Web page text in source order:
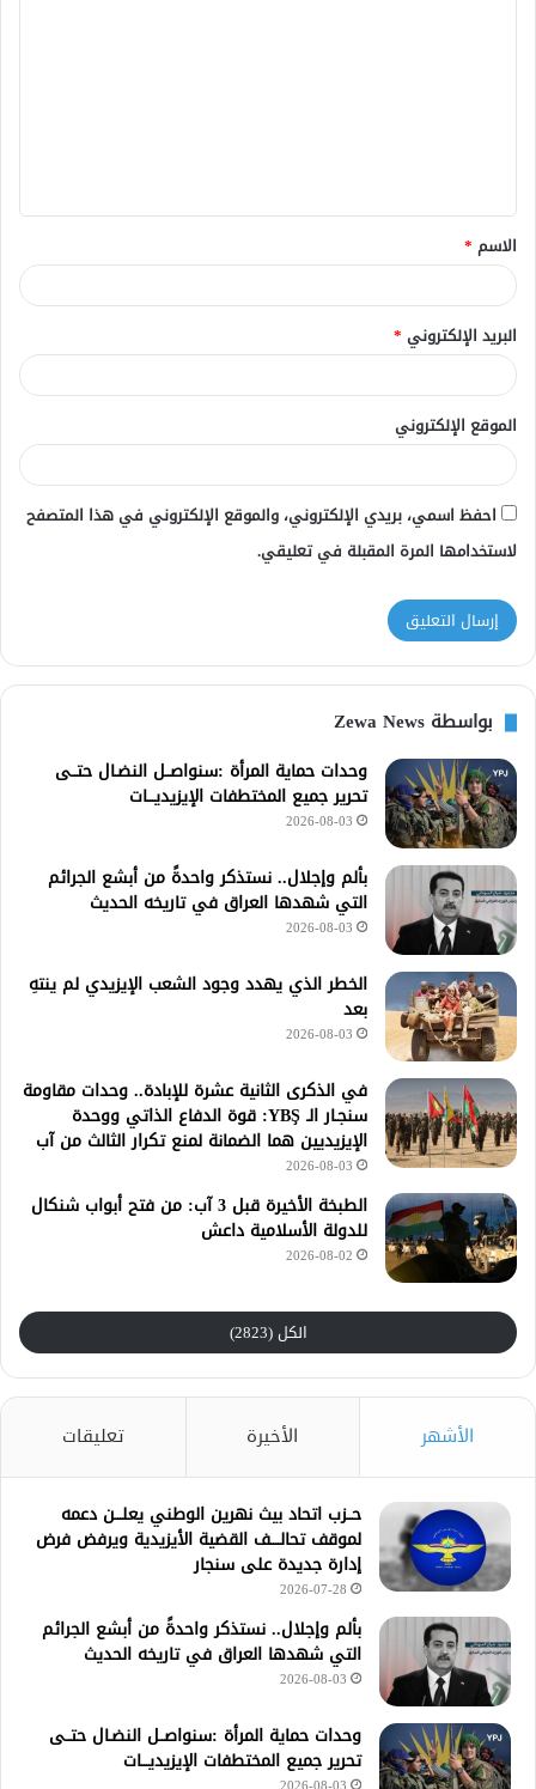
ق
*
الاسم *
البريد الإلكتروني *
الموقع الإلكتروني
احفظ اسمي، بريدي الإلكتروني، والموقع الإلكتروني في هذا المتصفح
لاستخدامها المرة المقبلة في تعليقي.
بواسطة Zewa News
وحدات حماية المرأة :سنواصــل النضـال حتــى
تحرير جميع المختطفات الإيزيديـــات
2026-08-03
بألم وإجلال.. نستذكر واحدةً من أبشع الجرائم
التي شهدها العراق في تاريخه الحديث
2026-08-03
الخطر الذي يهدد وجود الشعب الإيزيدي لم ينتهِ
بعد
2026-08-03
في الذكرى الثانية عشرة للإبادة.. وحدات مقاومة
سنجـار الـ YBŞ: قوة الدفاع الذاتي ووحدة
الإيزيديين هما الضمانة لمنع تكرار الثالث من آب
2026-08-03
الطبخة الأخيرة قبل 3 آب: من فتح أبواب شنكال
للدولة الأسلامية داعش
2026-08-02
الكل (2823)
الأشهر الأخيرة تعليقات
حــزب اتحاد بيث نهرين الوطني يعلـــن دعمه
لموقف تحالــــف القضية الأيزيدية ويرفض فرض
إدارة جديدة على سنجار
2026-07-28
بألم وإجلال.. نستذكر واحدةً من أبشع الجرائم
التي شهدها العراق في تاريخه الحديث
2026-08-03
وحدات حماية المرأة :سنواصــل النضـال حتــى
تحرير جميع المختطفات الإيزيديـــات